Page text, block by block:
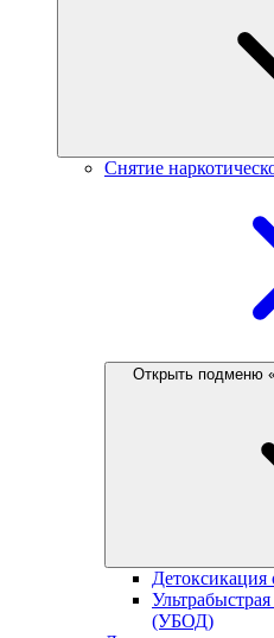
Снятие
Открыть подменю
Детоксикация
(УБОД)